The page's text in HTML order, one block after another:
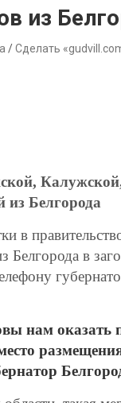
из
Сделать
из Белгорода
в
Белгорода в
нам